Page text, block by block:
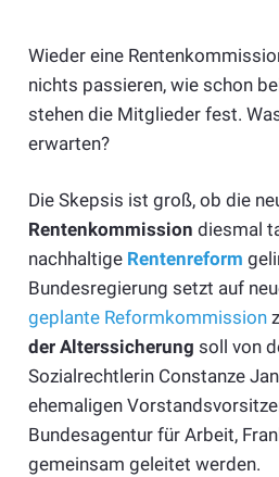
Wieder eine
nichts passieren, wie schon
stehen die Mitglieder fest.
erwarten?
Die Skepsis ist groß, ob die
Rentenkommission diesmal
nachhaltige Rentenreform
Bundesregierung setzt auf
geplante Reformkommission
der Alterssicherung soll von
Sozialrechtlerin Constanze
ehemaligen
Bundesagentur für Arbeit,
gemeinsam geleitet werden.